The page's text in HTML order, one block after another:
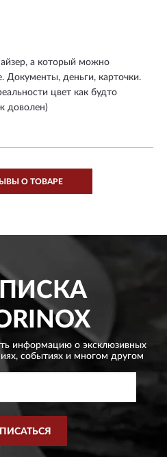
а который можно
Документы, деньги, карточки.
цвет как будто
доволен)
О ТОВАРЕ
информацию о эксклюзивных
событиях и многом другом